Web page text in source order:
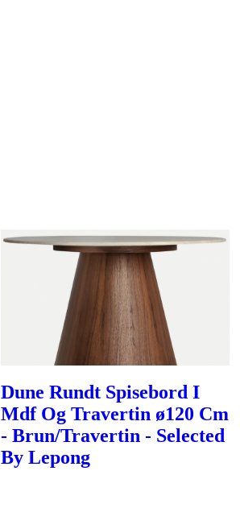
Dune Rundt Spisebord I
Mdf Og Travertin ø120 Cm
- Brun/Travertin - Selected
By Lepong